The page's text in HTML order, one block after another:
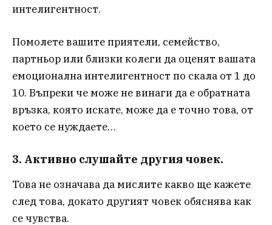
интелигентност.
Помолете вашите приятели, семейство,
партньор или близки колеги да оценят вашата
емоционална интелигентност по скала от 1 до
10. Въпреки че може не винаги да е обратната
връзка, която искате, може да е точно това, от
което се нуждаете…
3. Активно слушайте другия човек.
Това не означава да мислите какво ще кажете
след това, докато другият човек обяснява как
се чувства.